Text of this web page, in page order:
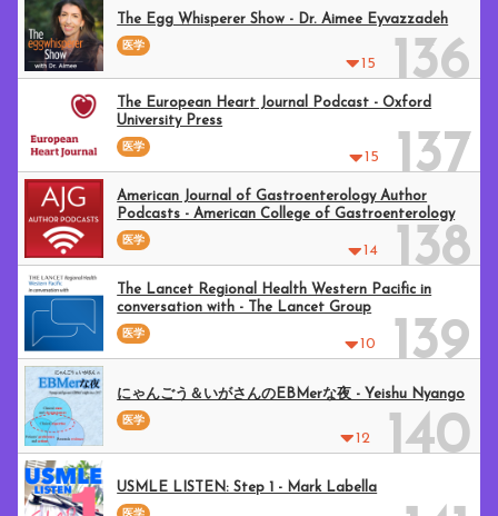
15 136
The Egg Whisperer Show - Dr. Aimee Eyvazzadeh
医学
15 137
The European Heart Journal Podcast - Oxford
University Press
医学
14 138
American Journal of Gastroenterology Author
Podcasts - American College of Gastroenterology
医学
10 139
The Lancet Regional Health Western Pacific in
conversation with - The Lancet Group
医学
12 140
にゃんごう＆いがさんのEBMerな夜 - Yeishu Nyango
医学
USMLE LISTEN: Step 1 - Mark Labella